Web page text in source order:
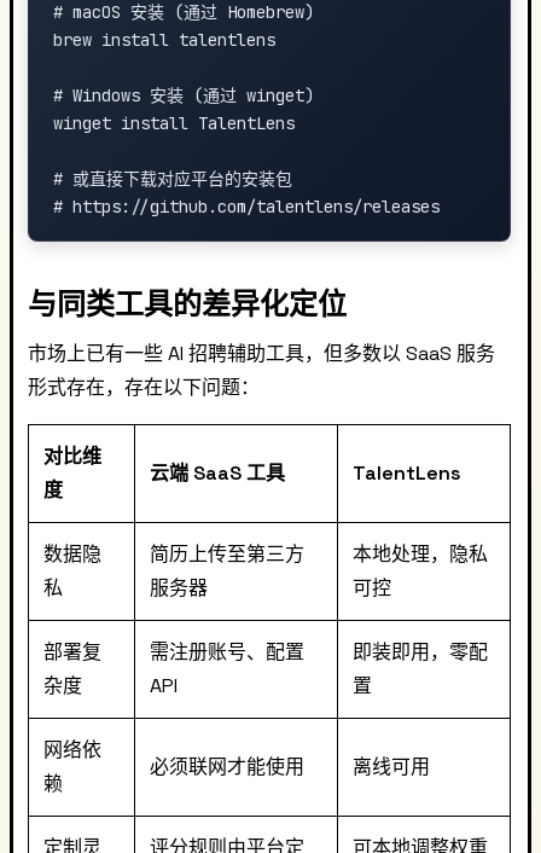
# macOS 安装 (通过 Homebrew)
brew install talentlens
# Windows 安装 (通过 winget)
winget install TalentLens
# 或直接下载对应平台的安装包
与同类工具的差异化定位
市场上已有一些 AI 招聘辅助工具，但多数以 SaaS 服务
形式存在，存在以下问题：
对比维
度
云端 SaaS 工具 TalentLens
数据隐
私
简历上传至第三方
服务器
本地处理，隐私
可控
部署复
杂度
需注册账号、配置
API
即装即用，零配
置
网络依
赖
必须联网才能使用 离线可用
定制灵 评分规则由平台定 可本地调整权重